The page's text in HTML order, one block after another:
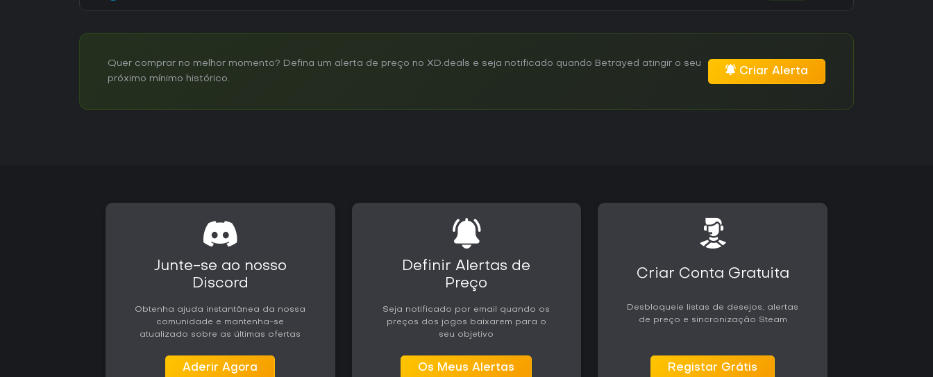
Quer comprar no melhor momento? Defina um alerta de preço no XD.deals e seja notificado quando Betrayed atingir o seu
próximo mínimo histórico.
Criar Alerta
Junte-se ao nosso
Discord
Obtenha ajuda instantânea da nossa
comunidade e mantenha-se
atualizado sobre as últimas ofertas
Aderir Agora
Definir Alertas de
Preço
Seja notificado por email quando os
preços dos jogos baixarem para o
seu objetivo
Os Meus Alertas
Criar Conta Gratuita
Desbloqueie listas de desejos, alertas
de preço e sincronização Steam
Registar Grátis